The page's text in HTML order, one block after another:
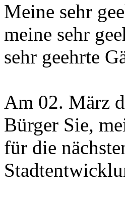
Meine sehr
meine sehr
sehr geehrte
Am 02. März
Bürger Sie,
für die